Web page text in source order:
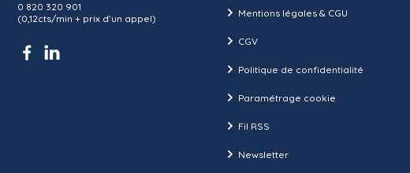
0 820 320 901
(0,12cts/min + prix d’un appel)
Mentions légales & CGU
CGV
Politique de confidentialité
Paramétrage cookie
Fil RSS
Newsletter